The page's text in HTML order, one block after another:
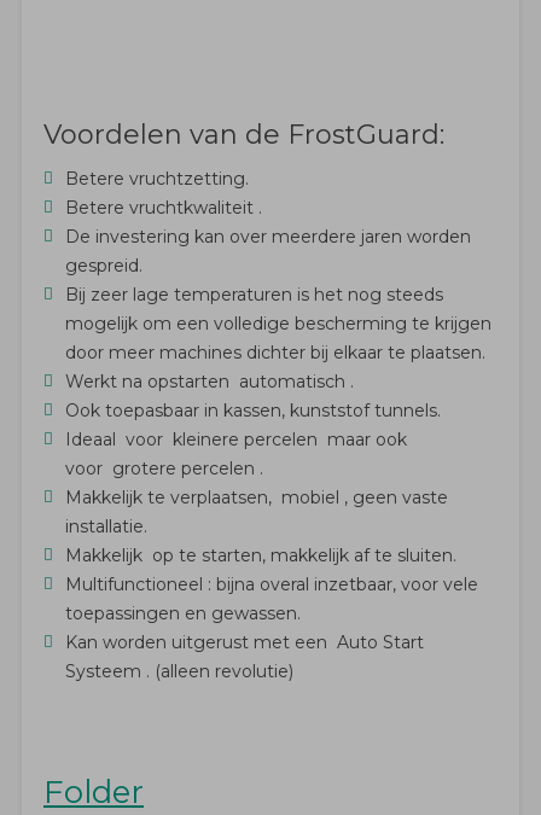
Voordelen van de FrostGuard:
Betere vruchtzetting.
Betere vruchtkwaliteit .
De investering kan over meerdere jaren worden
gespreid.
Bij zeer lage temperaturen is het nog steeds
mogelijk om een ​​volledige bescherming te krijgen
door meer machines dichter bij elkaar te plaatsen.
Werkt na opstarten automatisch .
Ook toepasbaar in kassen, kunststof tunnels.
Ideaal voor kleinere percelen maar ook
voor grotere percelen .
Makkelijk te verplaatsen, mobiel , geen vaste
installatie.
Makkelijk op te starten, makkelijk af te sluiten.
Multifunctioneel : bijna overal inzetbaar, voor vele
toepassingen en gewassen.
Kan worden uitgerust met een Auto Start
Systeem . (alleen revolutie)
Folder